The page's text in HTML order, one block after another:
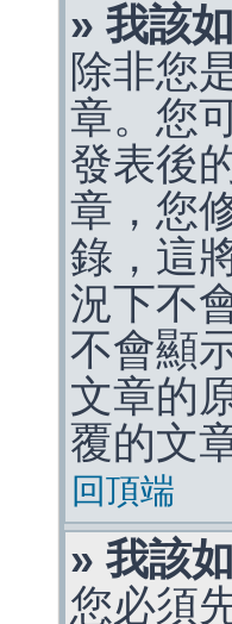
» 我該
除非您
章。您
發表後
章，您
錄，這
況下不
不會顯
文章的
覆的文章
回頂端
» 我該
您必須